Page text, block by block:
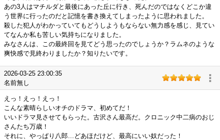
あの3人はマチルダと最後にあった丘に行き、死んだのではなくどこか違
う世界に行ったのだと記憶を書き換えてしまったように思われました。
殺した犯人がわかっていてもどうしようもならない無力感を感じ、見てい
てなんか私も苦しい気持ちになりました。
みなさんは、この最終回を見てどう思ったのでしょうか？ラムネのような
爽快感で見終わりましたか？知りたいです。
2026-03-25 23:00:35
名前無し
えっ！えっ！えっ！
こんな素晴らしいオチのドラマ、初めてだ！
いいドラマ見させてもらった。古沢さん最高だ。クロニック中二病のおじ
さんたち万歳！
それに、やっぱり八郎…どあほだけど、最高にいい奴だった！